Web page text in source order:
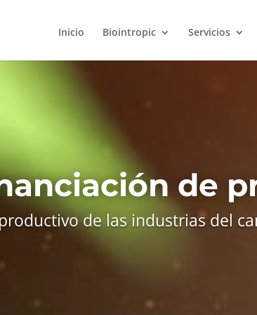
Inicio Biointropic Servicios
de
de las industrias del